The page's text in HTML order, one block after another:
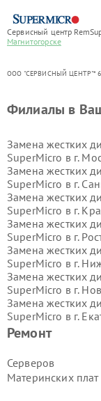
Сервисный центр
Магнитогорске
ООО "СЕРВИСНЫЙ ЦЕНТР"*
Ремонт
Серверов
Материнских плат
Филиалы в
Замена жестких
SuperMicro в г.
Замена жестких
SuperMicro в г.
Замена жестких
SuperMicro в г.
Замена жестких
SuperMicro в г.
Замена жестких
SuperMicro в г.
Замена жестких
SuperMicro в г.
Замена жестких
SuperMicro в г.
Замена жестких
SuperMicro в г.
SuperMicro в г.
Замена жестких